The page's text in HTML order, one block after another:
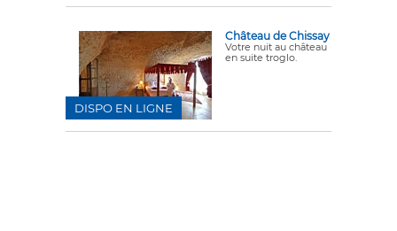
Château de Chissay
Votre nuit au château
en suite troglo.
DISPO EN LIGNE